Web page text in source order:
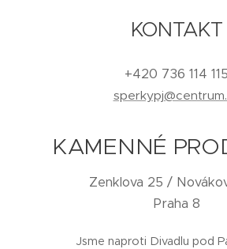
KONTAKT
+420 736 114 115
KAMENNÉ
Zenklova 25 /
Praha 8
Jsme naproti Divadlu pod